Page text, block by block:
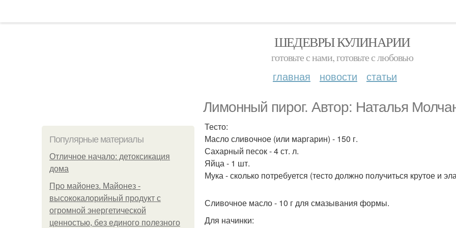
ШЕДЕВРЫ КУЛИНАРИИ
готовьте с нами, готовьте с любовью
главная новости статьи
Лимонный пирог. Автор: Наталья
Популярные материалы
Отличное начало: детоксикация
дома
Про майонез. Майонез -
высококалорийный продукт с
огромной энергетической
ценностью, без единого полезного
Тесто:
Масло сливочное (или маргарин) - 150 г.
Сахарный песок - 4 ст. л.
Яйца - 1 шт.
Мука - сколько потребуется (тесто должно получиться крутое и
Сливочное масло - 10 г для смазывания формы.
Для начинки: